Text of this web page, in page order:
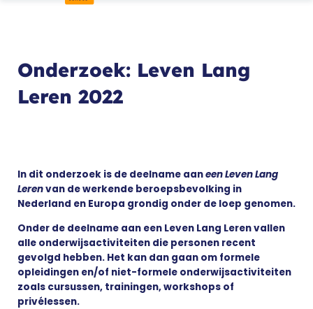
Onderzoek: Leven Lang
Leren 2022
In dit onderzoek is de deelname aaneen Leven Lang
Lerenvan de werkende beroepsbevolking in
Nederland en Europa grondig onder de loep genomen.
Onder de deelname aan een Leven Lang Leren vallen
alle onderwijsactiviteiten die personen recent
gevolgd hebben. Het kan dan gaan om formele
opleidingen en/of niet-formele onderwijsactiviteiten
zoals cursussen, trainingen, workshops of
privélessen.